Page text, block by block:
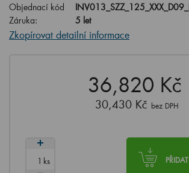
Objednací kód
Záruka:
5 let
Zkopírovat detailní informace
36,820 Kč
30,430 Kč bez DPH
ks